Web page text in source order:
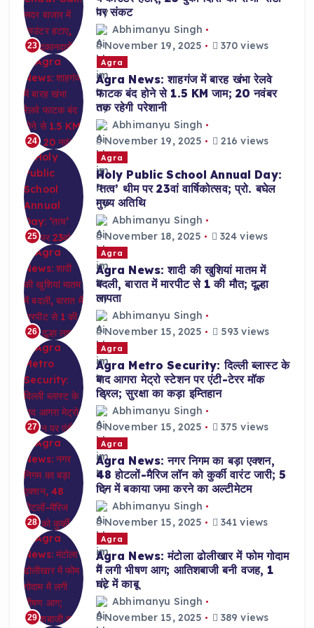
23
पर संकट
Abhimanyu Singh
November 19, 2025
370 views
24
Agra
Agra News: शाहगंज में बारह खंभा रेलवे
फाटक बंद होने से 1.5 KM जाम; 20 नवंबर
तक रहेगी परेशानी
Abhimanyu Singh
November 19, 2025
216 views
25
Agra
Holy Public School Annual Day:
‘तत्व’ थीम पर 23वां वार्षिकोत्सव; प्रो. बघेल
मुख्य अतिथि
Abhimanyu Singh
November 18, 2025
324 views
26
Agra
Agra News: शादी की खुशियां मातम में
बदली, बारात में मारपीट से 1 की मौत; दूल्हा
लापता
Abhimanyu Singh
November 15, 2025
593 views
27
Agra
Agra Metro Security: दिल्ली ब्लास्ट के
बाद आगरा मेट्रो स्टेशन पर एंटी-टेरर मॉक
ड्रिल; सुरक्षा का कड़ा इम्तिहान
Abhimanyu Singh
November 15, 2025
375 views
28
Agra
Agra News: नगर निगम का बड़ा एक्शन,
48 होटलों-मैरिज लॉन को कुर्की वारंट जारी; 5
दिन में बकाया जमा करने का अल्टीमेटम
Abhimanyu Singh
November 15, 2025
341 views
29
Agra
Agra News: मंटोला ढोलीखार में फोम गोदाम
में लगी भीषण आग; आतिशबाजी बनी वजह, 1
घंटे में काबू
Abhimanyu Singh
November 15, 2025
389 views